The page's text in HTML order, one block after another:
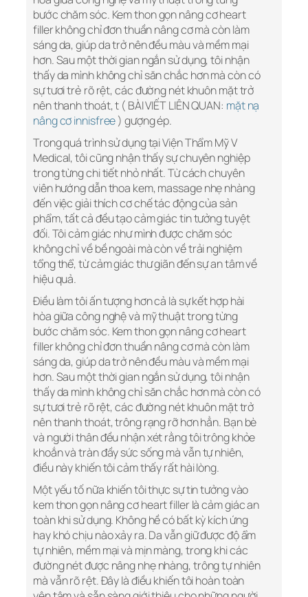
bước chăm sóc. Kem thon gọn nâng cơ heart
filler không chỉ đơn thuần nâng cơ mà còn làm
sáng da, giúp da trở nên đều màu và mềm mại
hơn. Sau một thời gian ngắn sử dụng, tôi nhận
thấy da mình không chỉ săn chắc hơn mà còn có
sự tươi trẻ rõ rệt, các đường nét khuôn mặt trở
nên thanh thoát, t ( BÀI VIẾT LIÊN QUAN: mặt nạ
nâng cơ innisfree) gượng ép.
Trong quá trình sử dụng tại Viện Thẩm Mỹ V
Medical, tôi cũng nhận thấy sự chuyên nghiệp
trong từng chi tiết nhỏ nhất. Từ cách chuyên
viên hướng dẫn thoa kem, massage nhẹ nhàng
đến việc giải thích cơ chế tác động của sản
phẩm, tất cả đều tạo cảm giác tin tưởng tuyệt
đối. Tôi cảm giác như mình được chăm sóc
không chỉ về bề ngoài mà còn về trải nghiệm
tổng thể, từ cảm giác thư giãn đến sự an tâm về
hiệu quả.
Điều làm tôi ấn tượng hơn cả là sự kết hợp hài
hòa giữa công nghệ và mỹ thuật trong từng
bước chăm sóc. Kem thon gọn nâng cơ heart
filler không chỉ đơn thuần nâng cơ mà còn làm
sáng da, giúp da trở nên đều màu và mềm mại
hơn. Sau một thời gian ngắn sử dụng, tôi nhận
thấy da mình không chỉ săn chắc hơn mà còn có
sự tươi trẻ rõ rệt, các đường nét khuôn mặt trở
nên thanh thoát, trông rạng rỡ hơn hẳn. Bạn bè
và người thân đều nhận xét rằng tôi trông khỏe
khoắn và tràn đầy sức sống mà vẫn tự nhiên,
điều này khiến tôi cảm thấy rất hài lòng.
Một yếu tố nữa khiến tôi thực sự tin tưởng vào
kem thon gọn nâng cơ heart filler là cảm giác an
toàn khi sử dụng. Không hề có bất kỳ kích ứng
hay khó chịu nào xảy ra. Da vẫn giữ được độ ẩm
tự nhiên, mềm mại và mịn màng, trong khi các
đường nét được nâng nhẹ nhàng, trông tự nhiên
mà vẫn rõ rệt. Đây là điều khiến tôi hoàn toàn